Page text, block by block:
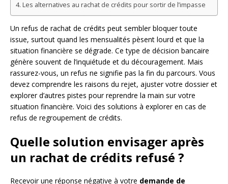
Les alternatives au rachat de crédits pour sortir de l’impasse
Un refus de rachat de crédits peut sembler bloquer toute
issue, surtout quand les mensualités pèsent lourd et que la
situation financière se dégrade. Ce type de décision bancaire
génère souvent de l’inquiétude et du découragement. Mais
rassurez-vous, un refus ne signifie pas la fin du parcours. Vous
devez comprendre les raisons du rejet, ajuster votre dossier et
explorer d’autres pistes pour reprendre la main sur votre
situation financière. Voici des solutions à explorer en cas de
refus de regroupement de crédits.
Quelle solution envisager après
un rachat de crédits refusé ?
Recevoir une réponse négative à votre demande de